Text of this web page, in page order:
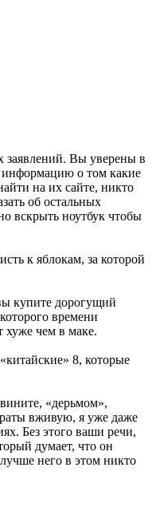
заявлений. Вы уверены в
информацию о том какие
на их сайте, никто
об остальных
вскрыть ноутбук чтобы
к яблокам, за которой
купите дорогущий
времени
хуже чем в маке.
8, которые
«дерьмом»,
вживую, я уже даже
Без этого ваши речи,
думает, что он
него в этом никто